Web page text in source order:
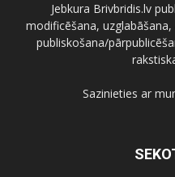
Jebkura Brivbridis.lv
modificēšana,
publiskošana/
Sazinieties ar